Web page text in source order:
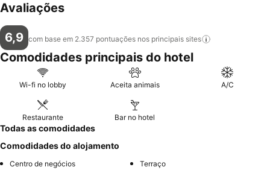
Avaliações
6,9 com base em 2.357 pontuações nos principais sites
Comodidades principais do hotel
Wi-fi no lobby Aceita animais A/C
Restaurante Bar no hotel
Todas as comodidades
Comodidades do alojamento
Centro de negócios
Terraço